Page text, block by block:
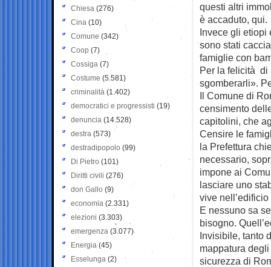
questi altri
è accaduto, qui.
Invece gli etiopi
sono stati
famiglie con
Per la felicità di
sgomberarli».
Il Comune di
censimento
capitolini, che
Censire le
la Prefettura
necessario,
impone ai
lasciare uno
vive
E nessuno sa
bisogno.
Invisibile, tanto
mappatura
sicurezza di
Chiesa (276)
Cina (10)
Comune (342)
Coop (7)
Cossiga (7)
Costume (5.581)
criminalità (1.402)
democratici e progressisti (19)
denuncia (14.528)
destra (573)
destradipopolo (99)
Di Pietro (101)
Diritti civili (276)
don Gallo (9)
economia (2.331)
elezioni (3.303)
emergenza (3.077)
Energia (45)
Esselunga (2)